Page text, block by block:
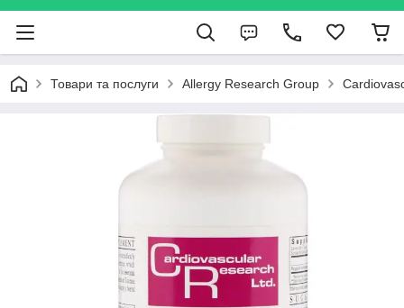
Товари та послуги Allergy Research Group